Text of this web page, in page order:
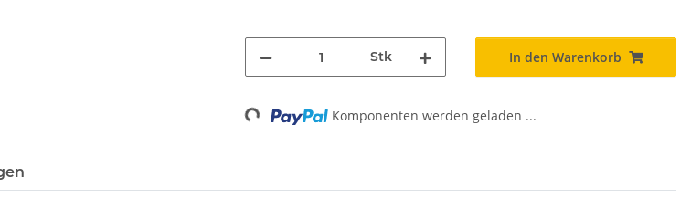
Stk In den Warenkorb
Loading... Komponenten werden geladen ...